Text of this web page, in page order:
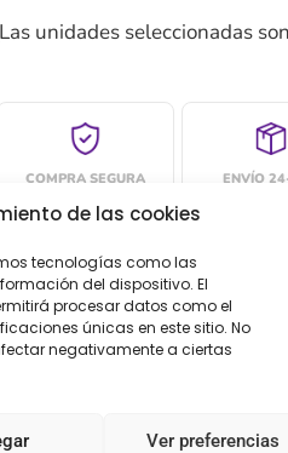
de las cookies
tecnologías como las
del dispositivo. El
procesar datos como el
únicas en este sitio. No
negativamente a ciertas
Ver preferencias
unidades seleccionadas
COMPRA SEGURA ENVÍO